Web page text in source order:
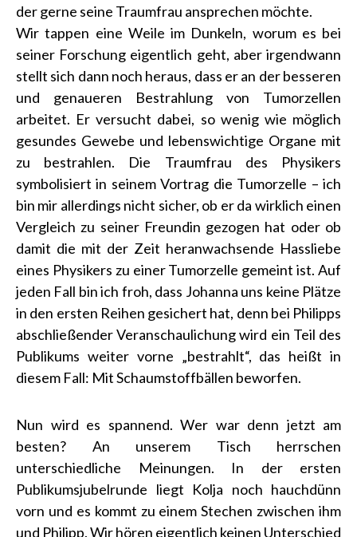
der gerne seine Traumfrau ansprechen möchte.
Wir tappen eine Weile im Dunkeln, worum es bei
seiner Forschung eigentlich geht, aber irgendwann
stellt sich dann noch heraus, dass er an der besseren
und genaueren Bestrahlung von Tumorzellen
arbeitet. Er versucht dabei, so wenig wie möglich
gesundes Gewebe und lebenswichtige Organe mit
zu bestrahlen. Die Traumfrau des Physikers
symbolisiert in seinem Vortrag die Tumorzelle – ich
bin mir allerdings nicht sicher, ob er da wirklich einen
Vergleich zu seiner Freundin gezogen hat oder ob
damit die mit der Zeit heranwachsende Hassliebe
eines Physikers zu einer Tumorzelle gemeint ist. Auf
jeden Fall bin ich froh, dass Johanna uns keine Plätze
in den ersten Reihen gesichert hat, denn bei Philipps
abschließender Veranschaulichung wird ein Teil des
Publikums weiter vorne „bestrahlt“, das heißt in
diesem Fall: Mit Schaumstoffbällen beworfen.
Nun wird es spannend. Wer war denn jetzt am
besten? An unserem Tisch herrschen
unterschiedliche Meinungen. In der ersten
Publikumsjubelrunde liegt Kolja noch hauchdünn
vorn und es kommt zu einem Stechen zwischen ihm
und Philipp. Wir hören eigentlich keinen Unterschied